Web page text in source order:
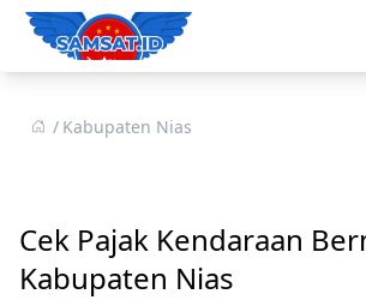
Kabupaten Nias
Cek Pajak Kendaraan
Kabupaten Nias